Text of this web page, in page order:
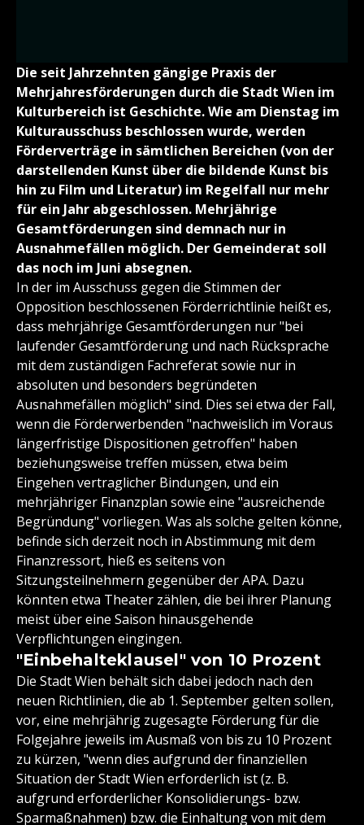
Die seit Jahrzehnten gängige Praxis der
Mehrjahresförderungen durch die Stadt Wien im
Kulturbereich ist Geschichte. Wie am Dienstag im
Kulturausschuss beschlossen wurde, werden
Förderverträge in sämtlichen Bereichen (von der
darstellenden Kunst über die bildende Kunst bis
hin zu Film und Literatur) im Regelfall nur mehr
für ein Jahr abgeschlossen. Mehrjährige
Gesamtförderungen sind demnach nur in
Ausnahmefällen möglich. Der Gemeinderat soll
das noch im Juni absegnen.
In der im Ausschuss gegen die Stimmen der
Opposition beschlossenen Förderrichtlinie heißt es,
dass mehrjährige Gesamtförderungen nur "bei
laufender Gesamtförderung und nach Rücksprache
mit dem zuständigen Fachreferat sowie nur in
absoluten und besonders begründeten
Ausnahmefällen möglich" sind. Dies sei etwa der Fall,
wenn die Förderwerbenden "nachweislich im Voraus
längerfristige Dispositionen getroffen" haben
beziehungsweise treffen müssen, etwa beim
Eingehen vertraglicher Bindungen, und ein
mehrjähriger Finanzplan sowie eine "ausreichende
Begründung" vorliegen. Was als solche gelten könne,
befinde sich derzeit noch in Abstimmung mit dem
Finanzressort, hieß es seitens von
Sitzungsteilnehmern gegenüber der APA. Dazu
könnten etwa Theater zählen, die bei ihrer Planung
meist über eine Saison hinausgehende
Verpflichtungen eingingen.
"Einbehalteklausel" von 10 Prozent
Die Stadt Wien behält sich dabei jedoch nach den
neuen Richtlinien, die ab 1. September gelten sollen,
vor, eine mehrjährig zugesagte Förderung für die
Folgejahre jeweils im Ausmaß von bis zu 10 Prozent
zu kürzen, "wenn dies aufgrund der finanziellen
Situation der Stadt Wien erforderlich ist (z. B.
aufgrund erforderlicher Konsolidierungs- bzw.
Sparmaßnahmen) bzw. die Einhaltung von mit dem